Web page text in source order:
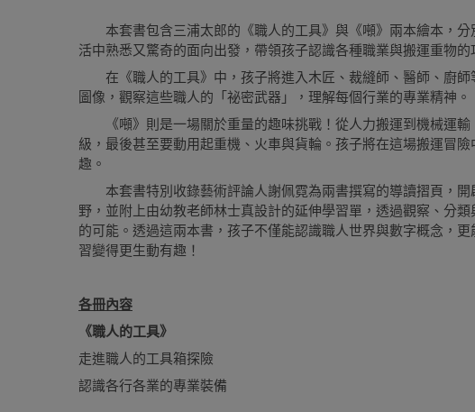
本套書包含三浦太郎的《職人的工具》與《噸》兩本繪本，分
活中熟悉又驚奇的面向出發，帶領孩子認識各種職業與搬運重物的
在《職人的工具》中，孩子將進入木匠、裁縫師、醫師、廚師
圖像，觀察這些職人的「祕密武器」，理解每個行業的專業精神。
《噸》則是一場關於重量的趣味挑戰！從人力搬運到機械運輸
級，最後甚至要動用起重機、火車與貨輪。孩子將在這場搬運冒
趣。
本套書特別收錄藝術評論人謝佩霓為兩書撰寫的導讀摺頁，開
野，並附上由幼教老師林士真設計的延伸學習單，透過觀察、分
的可能。透過這兩本書，孩子不僅能認識職人世界與數字概念，
習變得更生動有趣！
各冊內容
《職人的工具》
走進職人的工具箱探險
認識各行各業的專業裝備